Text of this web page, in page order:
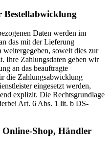
Bestellabwicklung
Daten werden im
das mit der Lieferung
weitergegeben, soweit dies zur
Ihre Zahlungsdaten geben wir
an das beauftragte
die Zahlungsabwicklung
eingesetzt werden,
explizit. Die Rechtsgrundlage
Art. 6 Abs. 1 lit. b DS-
Online-Shop, Händler